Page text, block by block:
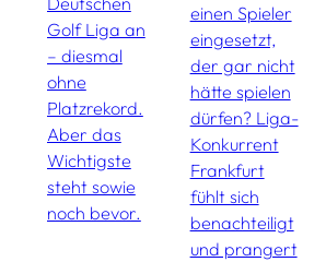
Golf Liga an
– diesmal
ohne
Platzrekord.
Aber das
Wichtigste
steht sowie
noch bevor.
einen Spieler
eingesetzt,
der gar nicht
hätte spielen
dürfen? Liga-
Konkurrent
Frankfurt
fühlt sich
benachteiligt
und prangert